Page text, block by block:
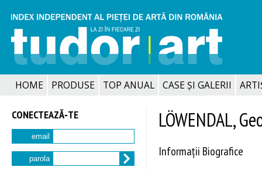
HOME PRODUSE TOP ANUAL CASE ȘI GALERII
CONECTEAZĂ‑TE
email
parola
LÖWENDAL,
Informații Biografice